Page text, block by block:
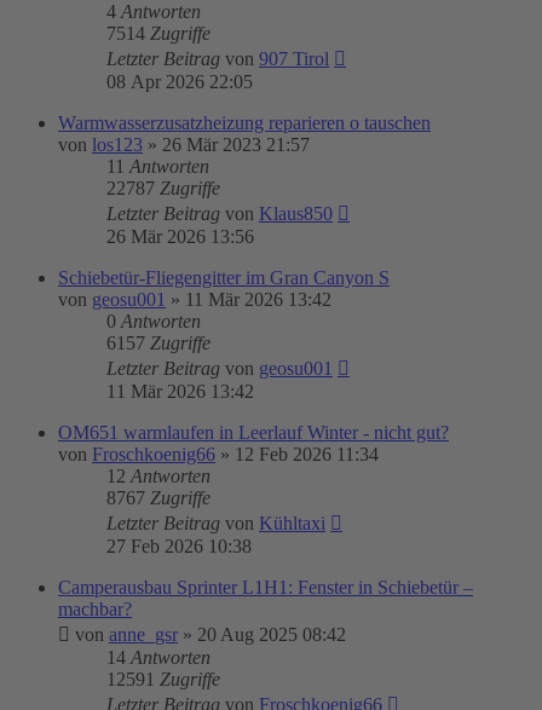
4 Antworten
7514 Zugriffe
Letzter Beitrag von 907 Tirol
08 Apr 2026 22:05
Warmwasserzusatzheizung reparieren o tauschen
von los123 » 26 Mär 2023 21:57
11 Antworten
22787 Zugriffe
Letzter Beitrag von Klaus850
26 Mär 2026 13:56
Schiebetür-Fliegengitter im Gran Canyon S
von geosu001 » 11 Mär 2026 13:42
0 Antworten
6157 Zugriffe
Letzter Beitrag von geosu001
11 Mär 2026 13:42
OM651 warmlaufen in Leerlauf Winter - nicht gut?
von Froschkoenig66 » 12 Feb 2026 11:34
12 Antworten
8767 Zugriffe
Letzter Beitrag von Kühltaxi
27 Feb 2026 10:38
Camperausbau Sprinter L1H1: Fenster in Schiebetür –
machbar?
von anne_gsr » 20 Aug 2025 08:42
14 Antworten
12591 Zugriffe
Letzter Beitrag von Froschkoenig66